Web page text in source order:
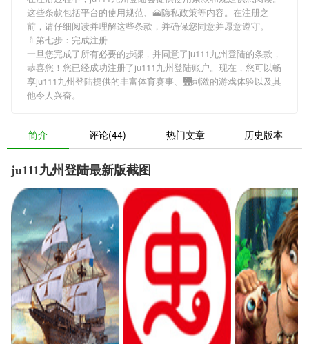
这些条款包括平台的使用规范、🗻隐私政策等内容。在注册之
前，请仔细阅读并理解这些条款，并确保您同意并愿意遵守。
🍼第七步：完成注册
一旦您完成了所有必要的步骤，并同意了ju111九州登陆的条款，
恭喜您！您已经成功注册了ju111九州登陆账户。现在，您可以畅
享ju111九州登陆提供的丰富体育赛事、🌉刺激的游戏体验以及其
他令人兴奋。
简介 评论(44) 热门文章 历史版本
ju111九州登陆最新版截图